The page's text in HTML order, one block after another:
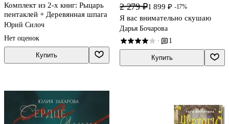
Комплект из 2-х книг: Рыцарь
пентаклей + Деревянная шпага
Юрий Силоч
Нет оценок
Купить
2 279 ₽1 899 ₽ -17%
Я вас внимательно скушаю
Дарья Бочарова
· 1
Купить